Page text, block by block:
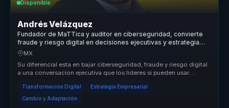
Disponible
Andrés Velázquez
Fundador de MaTTica y auditor en ciberseguridad, convierte
fraude y riesgo digital en decisiones ejecutivas y estrategia
para empresas.
MX
Su diferencial esta en bajar ciberseguridad, fraude y riesgo digital
a una conversacion ejecutiva que los lideres si pueden usar.
Convier...
Transformación Digital Estrategia Empresarial
Cambio y Adaptación